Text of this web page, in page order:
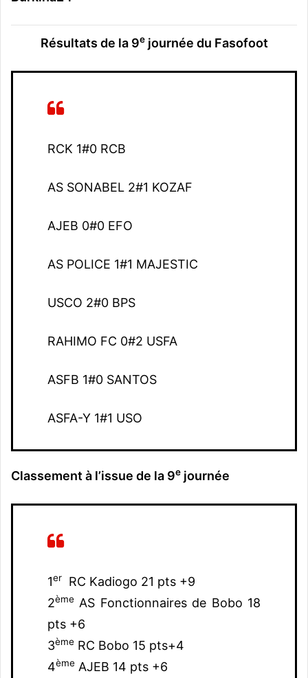
Résultats de la 9ejournée du Fasofoot
RCK 1#0 RCB
AS SONABEL 2#1 KOZAF
AJEB 0#0 EFO
AS POLICE 1#1 MAJESTIC
USCO 2#0 BPS
RAHIMO FC 0#2 USFA
ASFB 1#0 SANTOS
ASFA-Y 1#1 USO
Classement à l’issue de la 9e journée
1er
RC Kadiogo 21 pts +9
2ème AS Fonctionnaires de Bobo 18
pts +6
3ème RC Bobo 15 pts+4
4ème AJEB 14 pts +6